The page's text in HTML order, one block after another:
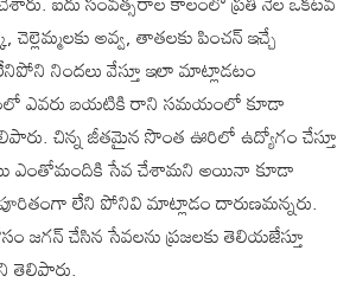
అవ్వ, తాతలకు పించన్ ఇచ్చే
నిందలు వేస్తూ ఇలా మాట్లాడటం
ఎవరు బయటికి రాని సమయంలో కూడా
చిన్న జీతమైన సొంత ఊరిలో ఉద్యోగం చేస్తూ
ఎంతోమందికి సేవ చేశామని అయినా కూడా
లేని పోనివి మాట్లాడం దారుణమన్నరు.
జగన్ చేసిన సేవలను ప్రజలకు తెలియజేస్తూ
తెలిపారు.